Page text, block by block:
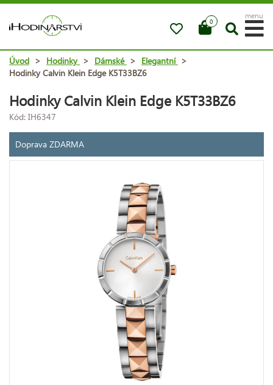
0
menu
Úvod > Hodinky > Dámské > Elegantní >
Hodinky Calvin Klein Edge K5T33BZ6
Hodinky Calvin Klein Edge K5T33BZ6
Kód: IH6347
Doprava ZDARMA